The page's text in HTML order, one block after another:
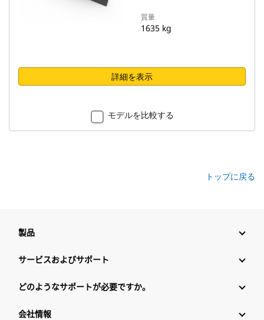
質量
1635 kg
詳細を表示
モデルを比較する
トップに戻る
製品
サービスおよびサポート
どのようなサポートが必要ですか。
会社情報